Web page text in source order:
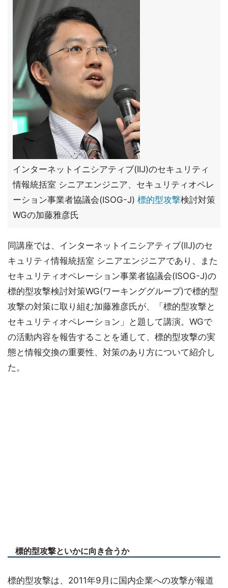
インターネットイニシアティブ(IIJ)のセキュリティ
情報統括室 シニアエンジニア、セキュリティオペレ
ーション事業者協議会(ISOG-J) 標的型攻撃検討対策
WGの加藤雅彦氏
同講座では、インターネットイニシアティブ(IIJ)のセ
キュリティ情報統括室 シニアエンジニアであり、また
セキュリティオペレーション事業者協議会(ISOG-J)の
標的型攻撃検討対策WG(ワーキンググループ)で標的型
攻撃の対策に取り組む加藤雅彦氏が、「標的型攻撃と
セキュリティオペレーション」と題して講演。WGで
の活動内容を報告することを通して、標的型攻撃の実
態と情報交換の重要性、対策のあり方について紹介し
た。
標的型攻撃といかに向き合うか
標的型攻撃は、2011年9月に国内企業への攻撃が報道